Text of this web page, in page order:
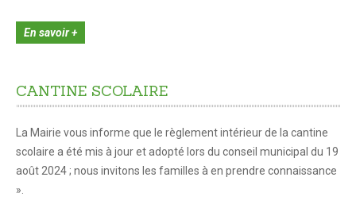
Activités culturelles
ENFANCE ET JEUNESSE
Petite Enfance 0-3 ans
En savoir +
CANTINE SCOLAIRE
La Mairie vous informe que le règlement intérieur de la cantine
scolaire a été mis à jour et adopté lors du conseil municipal du 19
août 2024 ; nous invitons les familles à en prendre connaissance
».